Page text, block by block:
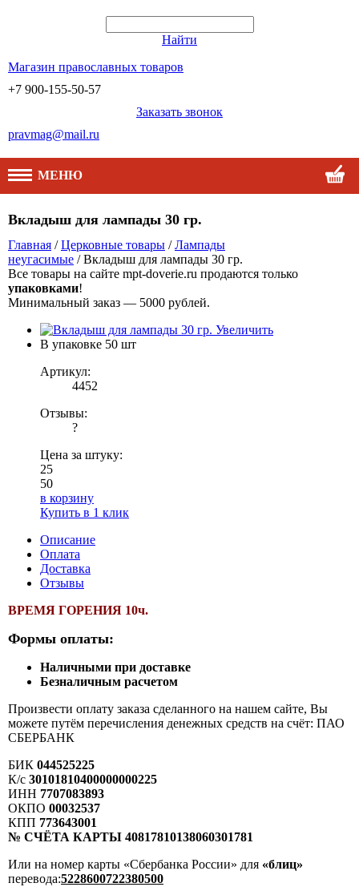
Найти
Магазин православных товаров
+7 900-155-50-57
Заказать звонок
pravmag@mail.ru
МЕНЮ
Вкладыш для лампады 30 гр.
Главная /Церковные товары /Лампады
неугасимые / Вкладыш для лампады 30 гр.
Все товары на сайте mpt-doverie.ru продаются только
упаковками!
Минимальный заказ — 5000 рублей.
Увеличить
В упаковке 50 шт
Артикул:
4452
Отзывы:
?
Цена за штуку:
25
50
в корзину
Купить в 1 клик
Описание
Оплата
Доставка
Отзывы
ВРЕМЯ ГОРЕНИЯ 10ч.
Формы оплаты:
Наличными при доставке
Безналичным расчетом
Произвести оплату заказа сделанного на нашем сайте, Вы
можете путём перечисления денежных средств на счёт: ПАО
СБЕРБАНК
БИК 044525225
К/с 30101810400000000225
ИНН 7707083893
ОКПО 00032537
КПП 773643001
№ СЧЁТА КАРТЫ 40817810138060301781
Или на номер карты «Сбербанка России» для «блиц»
перевода:5228600722380500